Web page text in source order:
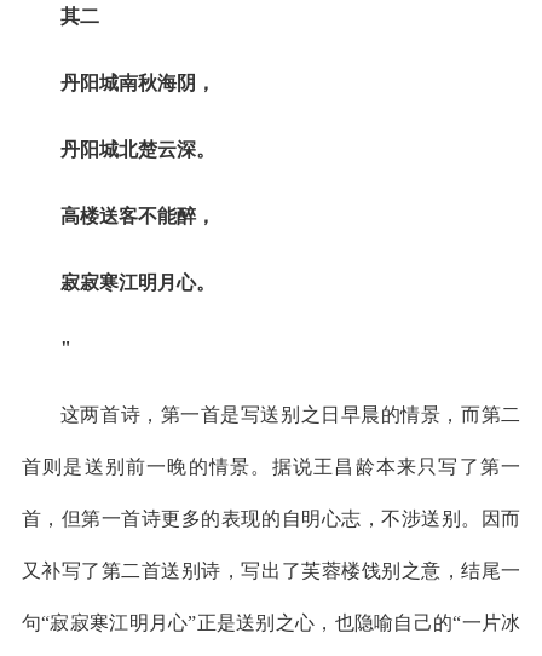
其二
丹阳城南秋海阴，
丹阳城北楚云深。
高楼送客不能醉，
寂寂寒江明月心。
"
这两首诗，第一首是写送别之日早晨的情景，而第二
首则是送别前一晚的情景。据说王昌龄本来只写了第一
首，但第一首诗更多的表现的自明心志，不涉送别。因而
又补写了第二首送别诗，写出了芙蓉楼饯别之意，结尾一
句“寂寂寒江明月心”正是送别之心，也隐喻自己的“一片冰